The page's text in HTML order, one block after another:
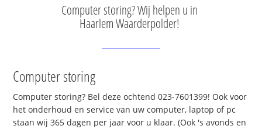
Computer storing? Wij helpen u in
Haarlem Waarderpolder!
Computer storing
Computer storing? Bel deze ochtend 023-7601399! Ook voor
het onderhoud en service van uw computer, laptop of pc
staan wij 365 dagen per jaar voor u klaar. (Ook 's avonds en